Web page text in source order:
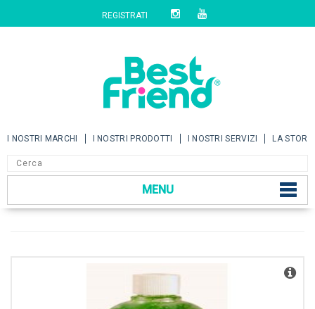
REGISTRATI
I NOSTRI MARCHI I NOSTRI PRODOTTI I NOSTRI SERVIZI LA
MENU